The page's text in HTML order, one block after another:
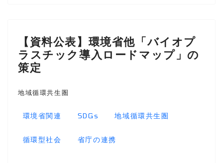
【資料公表】環境省他「バイオプ
ラスチック導入ロードマップ」の
策定
地域循環共生圏
環境省関連 SDGs 地域循環共生圏
循環型社会 省庁の連携